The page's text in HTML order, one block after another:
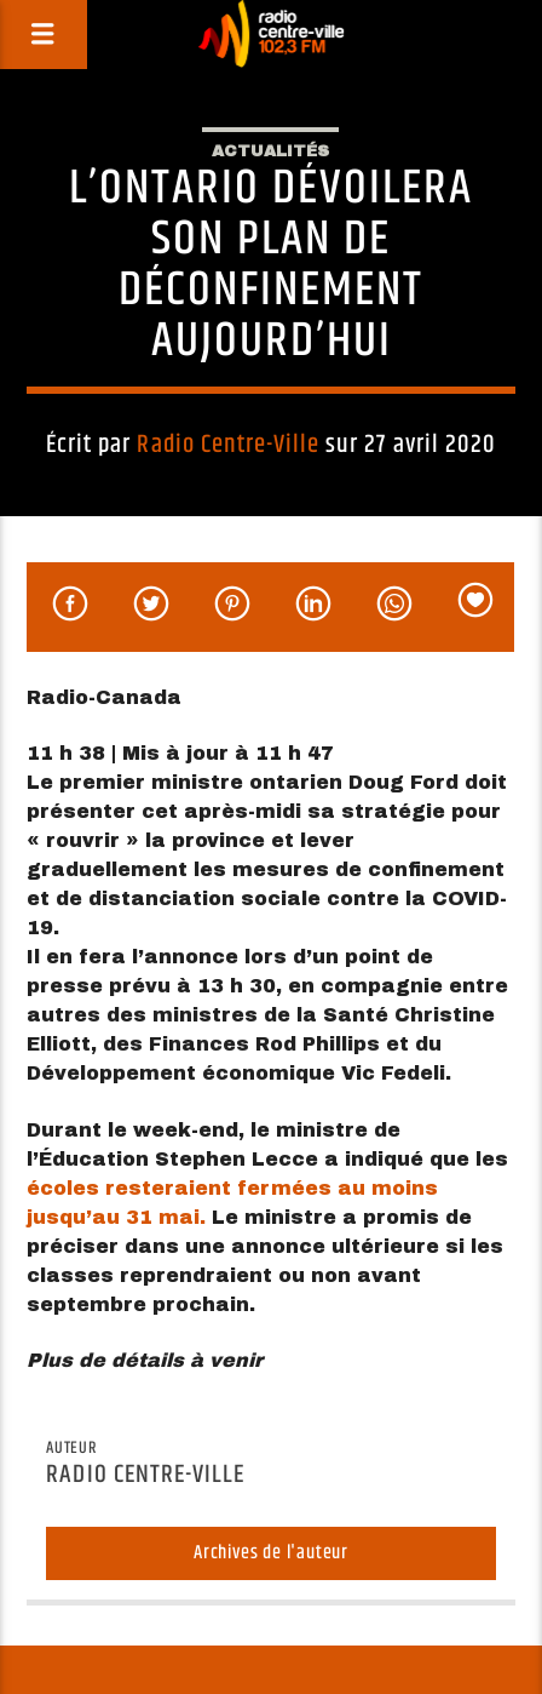
ACTUALITÉS
L’ONTARIO DÉVOILERA
SON PLAN DE
DÉCONFINEMENT
AUJOURD’HUI
Écrit par Radio Centre-Villesur 27 avril 2020
Radio-Canada
11 h 38 | Mis à jour à 11 h 47
Le premier ministre ontarien Doug Ford doit
présenter cet après-midi sa stratégie pour
« rouvrir » la province et lever
graduellement les mesures de confinement
et de distanciation sociale contre la COVID-
19.
Il en fera l’annonce lors d’un point de
presse prévu à 13 h 30, en compagnie entre
autres des ministres de la Santé Christine
Elliott, des Finances Rod Phillips et du
Développement économique Vic Fedeli.
Durant le week-end, le ministre de
l’Éducation Stephen Lecce a indiqué que les
écoles resteraient fermées au moins
jusqu’au 31 mai. Le ministre a promis de
préciser dans une annonce ultérieure si les
classes reprendraient ou non avant
septembre prochain.
Plus de détails à venir
AUTEUR
RADIO CENTRE-VILLE
Archives de l'auteur